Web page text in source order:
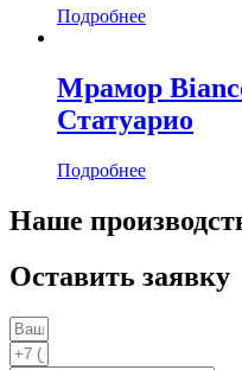
Подробнее
Мрамор
Статуарио
Подробнее
Наше
Оставить заявку